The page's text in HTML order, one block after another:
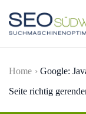
Skip to
Home
Google:
Seite richtig